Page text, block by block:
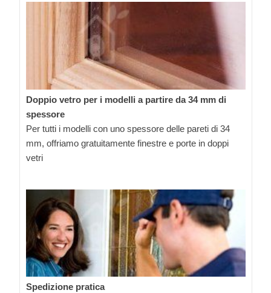
Doppio vetro per i modelli a partire da 34 mm di
spessore
Per tutti i modelli con uno spessore delle pareti di 34
mm, offriamo gratuitamente finestre e porte in doppi
vetri
Spedizione pratica